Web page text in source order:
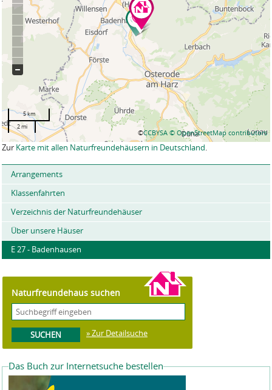
©CCBYSA © OpenStreetMap contributors
5 km
2 mi
Zur Karte mit allen Naturfreundehäusern in Deutschland.
Arrangements
Klassenfahrten
Verzeichnis der Naturfreundehäuser
Über unsere Häuser
E 27 - Badenhausen
Naturfreundehaus suchen
» Zur Detailsuche
Das Buch zur Internetsuche bestellen